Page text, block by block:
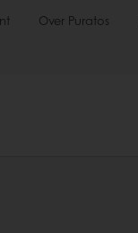
Over Puratos